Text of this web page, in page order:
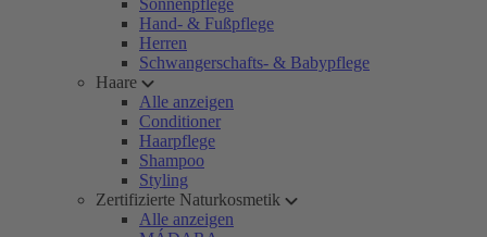
Sonnenpflege
Hand- & Fußpflege
Herren
Schwangerschafts- & Babypflege
Haare
Alle anzeigen
Conditioner
Haarpflege
Shampoo
Styling
Zertifizierte Naturkosmetik
Alle anzeigen